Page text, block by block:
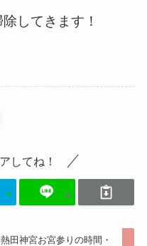
してきます！
してね！
熱田神宮お宮参りの時間・